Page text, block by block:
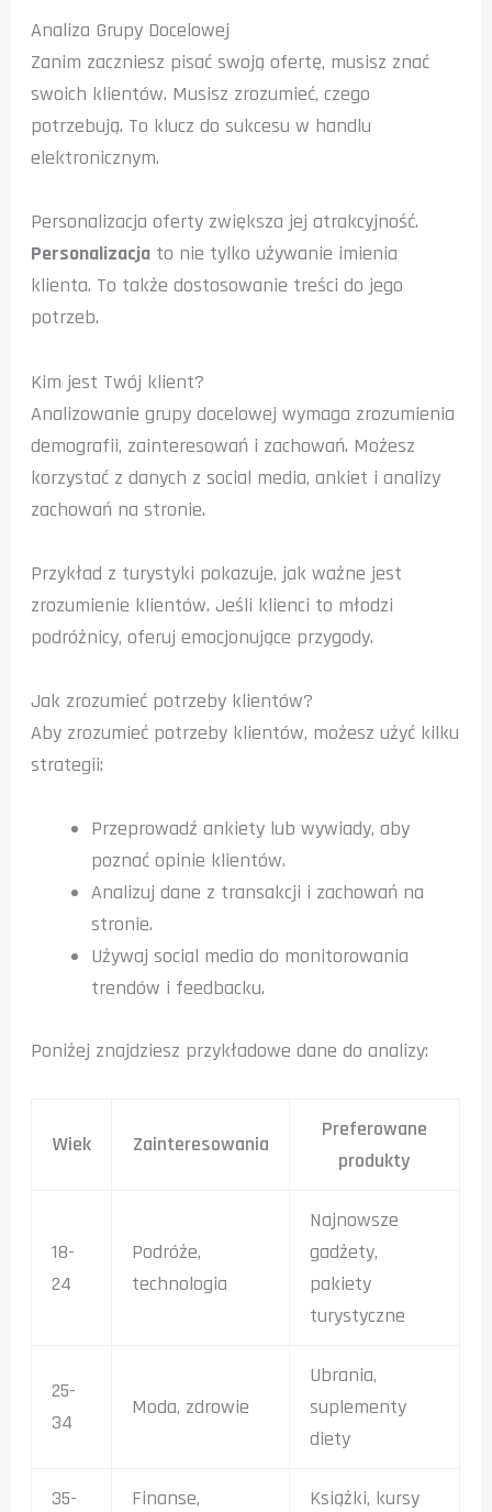
Analiza Grupy Docelowej
Zanim zaczniesz pisać swoją ofertę, musisz znać
swoich klientów. Musisz zrozumieć, czego
potrzebują. To klucz do sukcesu w handlu
elektronicznym.
Personalizacja oferty zwiększa jej atrakcyjność.
Personalizacja to nie tylko używanie imienia
klienta. To także dostosowanie treści do jego
potrzeb.
Kim jest Twój klient?
Analizowanie grupy docelowej wymaga zrozumienia
demografii, zainteresowań i zachowań. Możesz
korzystać z danych z social media, ankiet i analizy
zachowań na stronie.
Przykład z turystyki pokazuje, jak ważne jest
zrozumienie klientów. Jeśli klienci to młodzi
podróżnicy, oferuj emocjonujące przygody.
Jak zrozumieć potrzeby klientów?
Aby zrozumieć potrzeby klientów, możesz użyć kilku
strategii:
Przeprowadź ankiety lub wywiady, aby
poznać opinie klientów.
Analizuj dane z transakcji i zachowań na
stronie.
Używaj social media do monitorowania
trendów i feedbacku.
Poniżej znajdziesz przykładowe dane do analizy:
Wiek Zainteresowania
Preferowane
produkty
18-
24
Podróże,
technologia
Najnowsze
gadżety,
pakiety
turystyczne
25-
34
Moda, zdrowie
Ubrania,
suplementy
diety
35-
Finanse,
Książki, kursy